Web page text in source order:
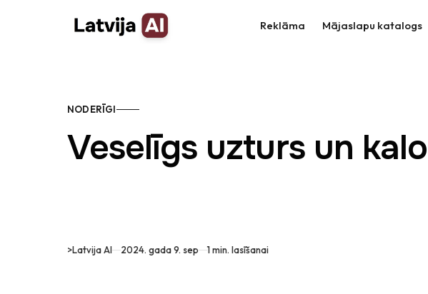
Reklāma Mājaslapu katalogs
NODERĪGI
Veselīgs uzturs un
>Latvija AI 2024. gada 9. sep 1 min. lasīšanai